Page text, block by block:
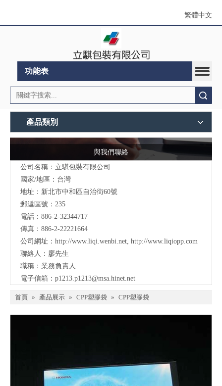
繁體中文
功能表
產品類別
與我們聯絡
公司名稱：立騏包裝有限公司
國家/地區：台灣
地址： 新北市中和區自治街60號
郵遞區號：235
電話：886-2-32344717
傳真：886-2-22221664
公司網址： http://www.liqi.wenbi.net http://www.liqiopp.com
聯絡人：廖先生
職稱：業務負責人
電子信箱： p1213.p1213@msa.hinet.net
首頁 » 產品展示 » CPP塑膠袋 » CPP塑膠袋